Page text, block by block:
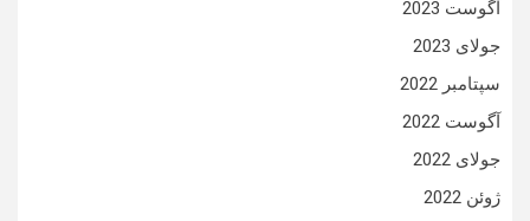
آگوست 2023
جولای 2023
سپتامبر 2022
آگوست 2022
جولای 2022
ژوئن 2022